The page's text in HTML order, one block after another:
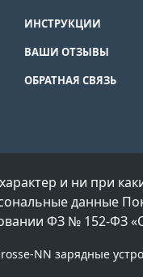
ИНСТРУКЦИИ
ВАШИ ОТЗЫВЫ
ОБРАТНАЯ СВЯЗЬ
и ни при
данные
ФЗ № 152-ФЗ
NN зарядные